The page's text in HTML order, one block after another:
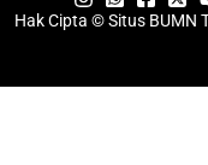
Hak Cipta © Situs BUMN